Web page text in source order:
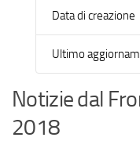
Data di creazione
Ultimo
Notizie dal
2018